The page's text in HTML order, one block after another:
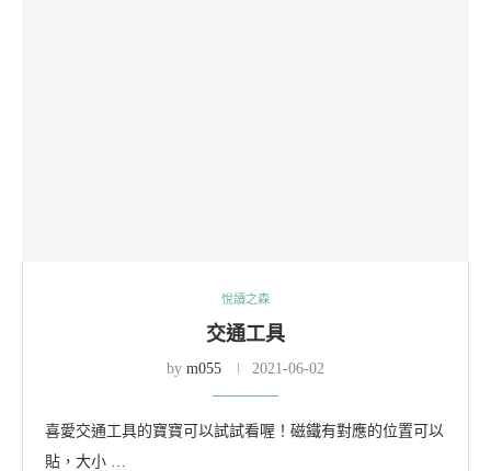
悅讀之森
交通工具
by m055 2021-06-02
喜愛交通工具的寶寶可以試試看喔！磁鐵有對應的位置可以
貼，大小 …